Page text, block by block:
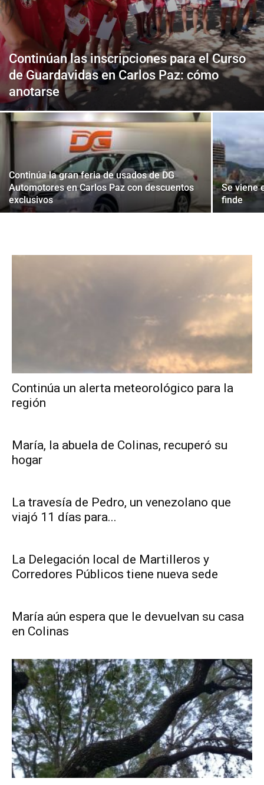
Continúan las inscripciones para el Curso
de Guardavidas en Carlos Paz: cómo
anotarse
Continúa la gran feria de usados de DG
Automotores en Carlos Paz con descuentos
exclusivos
Se viene
finde
Continúa un alerta meteorológico para la
región
María, la abuela de Colinas, recuperó su
hogar
La travesía de Pedro, un venezolano que
viajó 11 días para...
La Delegación local de Martilleros y
Corredores Públicos tiene nueva sede
María aún espera que le devuelvan su casa
en Colinas